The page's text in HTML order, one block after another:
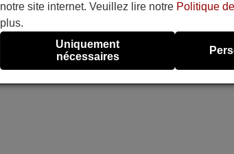
notre site internet. Veuillez lire notre Politique
plus.
Uniquement
nécessaires